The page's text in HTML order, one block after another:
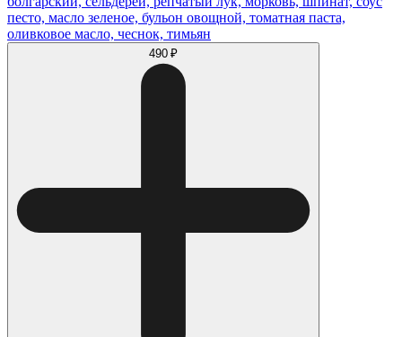
песто, масло зеленое, бульон овощной, томатная паста,
оливковое масло, чеснок, тимьян
490 ₽